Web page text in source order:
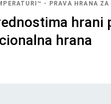
- PRAVA HRANA ZA
hrani
hrana